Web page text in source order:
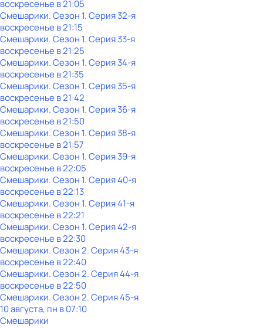
воскресенье в21:05
Смешарики. Сезон 1. Серия 32-я
воскресенье в21:15
Смешарики. Сезон 1. Серия 33-я
воскресенье в21:25
Смешарики. Сезон 1. Серия 34-я
воскресенье в21:35
Смешарики. Сезон 1. Серия 35-я
воскресенье в21:42
Смешарики. Сезон 1. Серия 36-я
воскресенье в21:50
Смешарики. Сезон 1. Серия 38-я
воскресенье в21:57
Смешарики. Сезон 1. Серия 39-я
воскресенье в22:05
Смешарики. Сезон 1. Серия 40-я
воскресенье в22:13
Смешарики. Сезон 1. Серия 41-я
воскресенье в22:21
Смешарики. Сезон 1. Серия 42-я
воскресенье в22:30
Смешарики. Сезон 2. Серия 43-я
воскресенье в22:40
Смешарики. Сезон 2. Серия 44-я
воскресенье в22:50
Смешарики. Сезон 2. Серия 45-я
10 августа, пн в 07:10
Смешарики